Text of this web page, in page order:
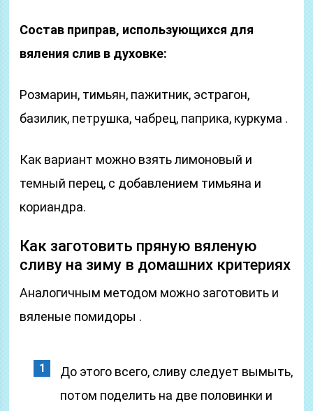
Состав приправ, использующихся для
вяления слив в духовке:
Розмарин, тимьян, пажитник, эстрагон,
базилик, петрушка, чабрец, паприка, куркума .
Как вариант можно взять лимоновый и
темный перец, с добавлением тимьяна и
кориандра.
Как заготовить пряную вяленую
сливу на зиму в домашних критериях
Аналогичным методом можно заготовить и
вяленые помидоры .
До этого всего, сливу следует вымыть,
потом поделить на две половинки и